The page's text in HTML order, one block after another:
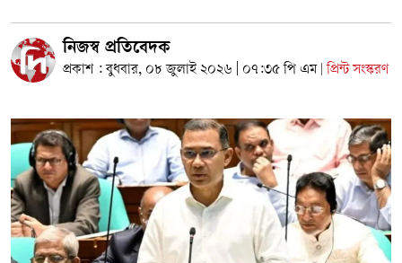
নিজস্ব প্রতিবেদক
প্রকাশ : বুধবার, ০৮ জুলাই ২০২৬ | ০৭:৩৫ পি এম প্রিন্ট সংস্করণ